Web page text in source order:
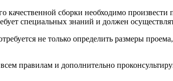
качественной сборки необходимо
специальных знаний и должен
не только определить размеры
правилам и дополнительно